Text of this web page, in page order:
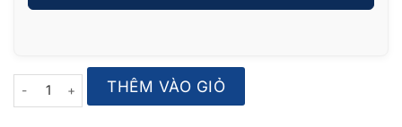
Quantity THÊM VÀO GIỎ